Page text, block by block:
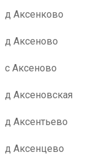
д Аксенково
д Аксеново
с Аксеново
д Аксеновская
д Аксентьево
д Аксенцево